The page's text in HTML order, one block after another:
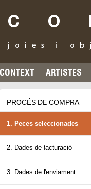
CONTEXT ARTISTES
PROCÉS DE COMPRA
1. Peces seleccionades
2. Dades de facturació
3. Dades de l'enviament